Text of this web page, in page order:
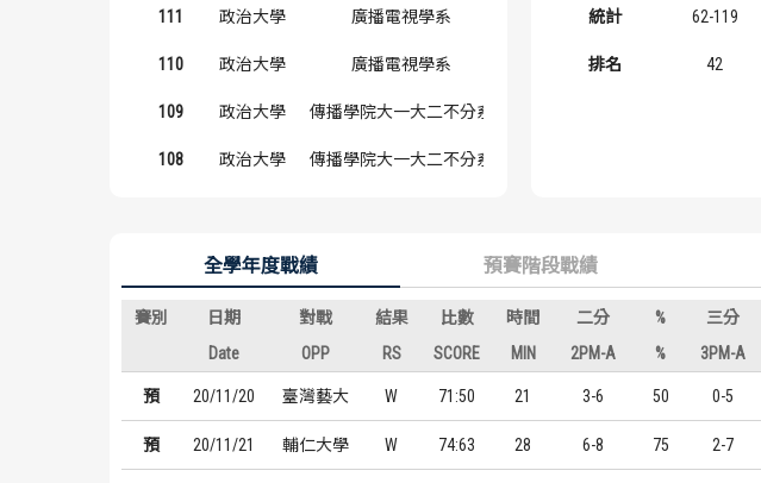
111 政治大學 廣播電視學系 大四
110 政治大學 廣播電視學系 大三
109 政治大學 傳播學院大一大二不分系
108 政治大學 傳播學院大一大二不分系
統計 62-119
排名 42
全學年度戰績 預賽階段戰績
賽別 日期 對戰 結果 比數 時間 二分 % 三分
Date
OPP RS SCORE MIN 2PM-A % 3PM-A
預 20/11/20 臺灣藝大 W 71:50 21 3-6 50 0-5
預 20/11/21 輔仁大學 W 74:63 28 6-8 75 2-7